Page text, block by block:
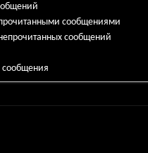
сообщениями
сообщений
сообщения